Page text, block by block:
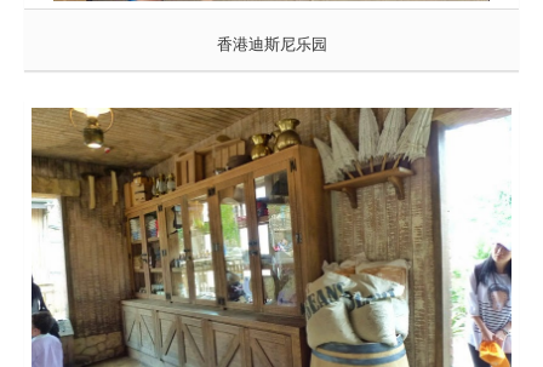
香港迪斯尼乐园